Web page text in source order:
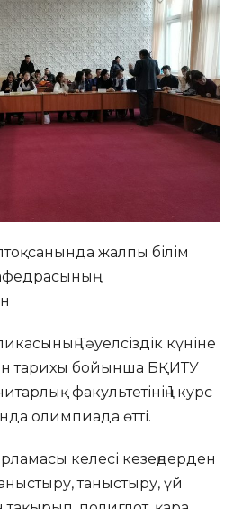
жалпы білім
Тәуелсіздік күніне
тарихы бойынша БҚИТУ
факультетінің 1 курс
олимпиада өтті.
келесі кезеңдерден
таныстыру, үй